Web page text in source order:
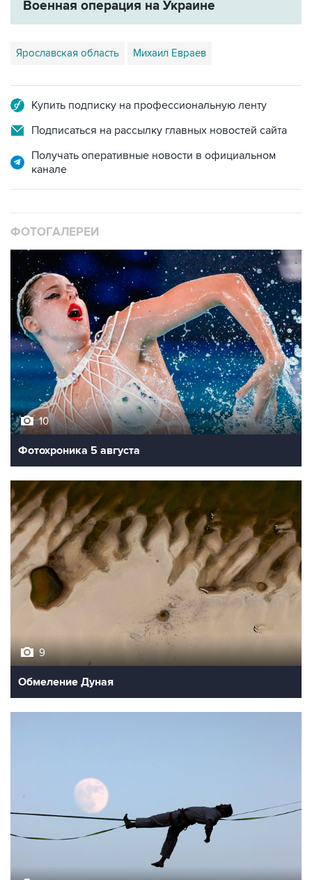
Военная операция на Украине
Ярославская область Михаил Евраев
Купить подписку на профессиональную ленту
Подписаться на рассылку главных новостей сайта
Получать оперативные новости в официальном
канале
ФОТОГАЛЕРЕИ
10
Фотохроника 5 августа
9
Обмеление Дуная